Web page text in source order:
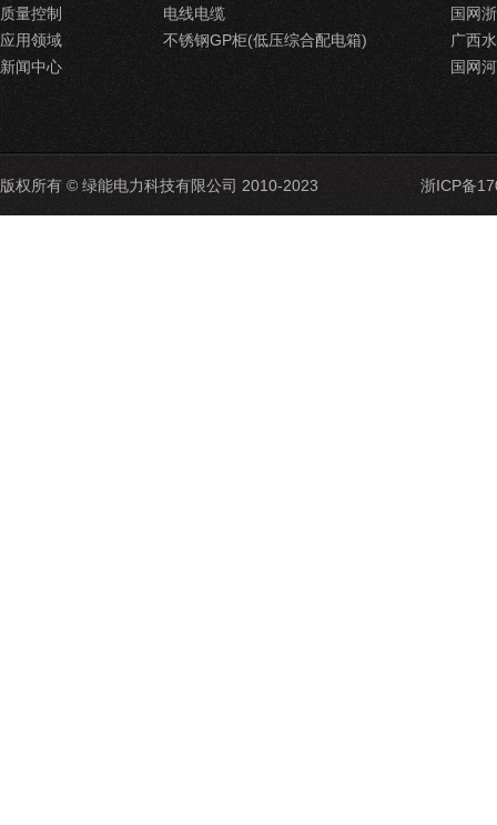
质量控制
应用领域
新闻中心
电线电缆
不锈钢GP柜(低压综合配电箱)
国网
广西
国网
版权所有 © 绿能电力科技有限公司 2010-2023 浙ICP备